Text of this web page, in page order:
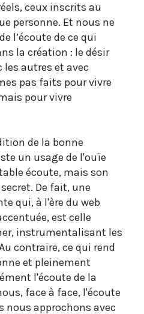
ceux inscrits au
personne. Et nous ne
l’écoute de ce qui
la création : le désir
les autres et avec
pas faits pour vivre
pour vivre
de la bonne
un usage de l'ouïe
écoute, mais son
De fait, une
qui, à l'ère du web
est celle
instrumentalisant les
contraire, ce qui rend
et pleinement
l'écoute de la
face à face, l'écoute
nous approchons avec